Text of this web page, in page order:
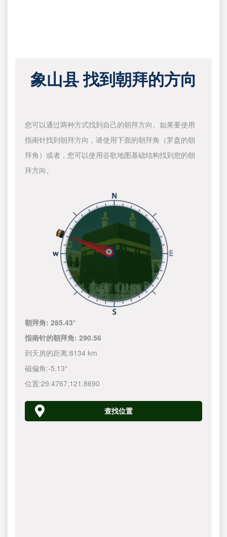
象山县 找到朝拜的方向
您可以通过两种方式找到自己的朝拜方向。如果要使用
指南针找到朝拜方向，请使用下面的朝拜角（罗盘的朝
拜角）或者，您可以使用谷歌地图基础结构找到您的朝
拜方向。
朝拜角:285.43°
指南针的朝拜角:290.56
到天房的距离:8134 km
磁偏角:-5.13°
位置:29.4767,121.8690
查找位置